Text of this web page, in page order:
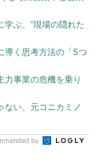
学ぶ、“現場の隠れた
導く思考方法の「5つ
事業の危機を乗り
ない、元コニカミノ
by